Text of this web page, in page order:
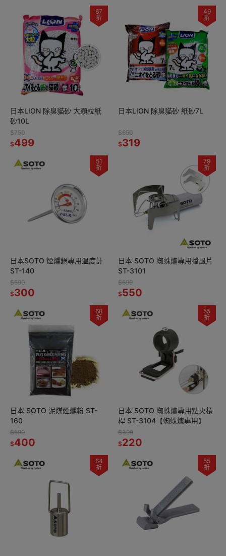
67
折
日本LION 除臭貓砂 大顆粒紙
砂10L
$750
$499
49
折
日本LION 除臭貓砂 紙砂7L
$650
$319
51
折
日本SOTO 煙燻鍋專用溫度計
ST-140
$590
$300
79
折
日本 SOTO 蜘蛛爐專用擋風片
ST-3101
$699
$550
68
折
日本 SOTO 泥煤煙燻粉 ST-
160
$590
$400
55
折
日本 SOTO 蜘蛛爐專用點火槓
桿 ST-3104【蜘蛛爐專用】
$399
$220
64
折
55
折